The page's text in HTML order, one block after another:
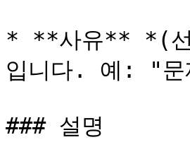
* **사유** *(선
입니다. 예: "문
### 설명